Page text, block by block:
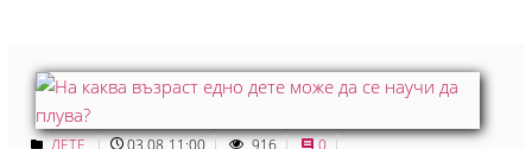
ДЕТЕ 03.08 11:00 916 0